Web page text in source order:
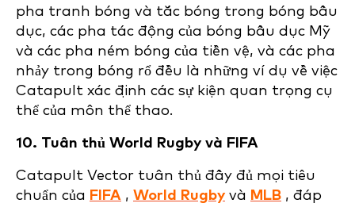
pha tranh bóng và tắc bóng trong bóng bầu
dục, các pha tác động của bóng bầu dục Mỹ
và các pha ném bóng của tiền vệ, và các pha
nhảy trong bóng rổ đều là những ví dụ về việc
Catapult xác định các sự kiện quan trọng cụ
thể của môn thể thao.
10. Tuân thủ World Rugby và FIFA
Catapult Vector tuân thủ đầy đủ mọi tiêu
chuẩn của FIFA , World Rugby và MLB , đáp